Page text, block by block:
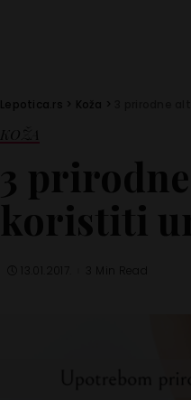
Lepotica.rs > Koža >
KOŽA
3
koristiti